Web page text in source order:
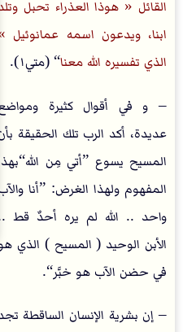
القائل « هوذا العذراء تحبل
ابنا، ويدعون اسمه عمانوئيل
الذي تفسيره الله معنا“ (متي١).
– و في أقوال كثيرة
عديدة، أكد الرب تلك الحقيقة
المسيح يسوع ”أتي مِن
المفهوم ولهذا الغرض: ”أنا
واحد .. الله لم يره أحدٌ قط
الأبن الوحيد ( المسيح ) الذي
في حضن الآب هو خبَّر“.
– إن بشرية الإنسان الساقطة